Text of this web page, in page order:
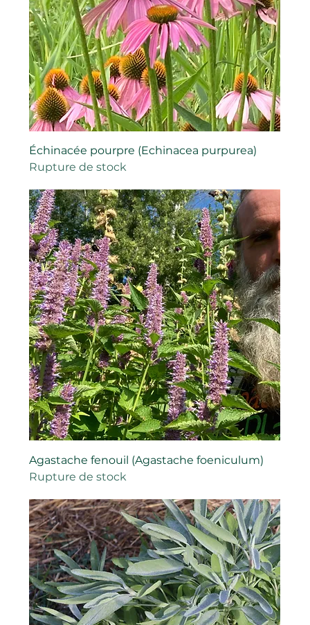
Échinacée pourpre (Echinacea purpurea)
Rupture de stock
Agastache fenouil (Agastache foeniculum)
Rupture de stock